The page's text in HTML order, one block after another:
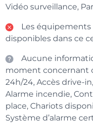
Vidéo surveillance,
Les
disponibles dans ce
Aucune
moment concernant
24h/24, Accès drive-
Alarme incendie,
place, Chariots
Système d’alarme